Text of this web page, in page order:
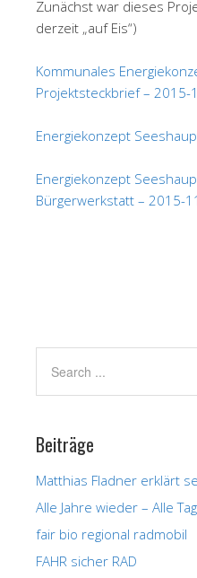
Zunächst war dieses
derzeit „auf Eis“)
Kommunales
Projektsteckbrief – 2015-
Energiekonzept
Energiekonzept
Bürgerwerkstatt – 2015-
Beiträge
Matthias Fladner erklärt
Alle Jahre wieder – Alle
fair bio regional radmobil
FAHR sicher RAD